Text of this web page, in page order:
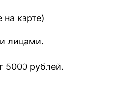
на карте)
лицами.
составляет